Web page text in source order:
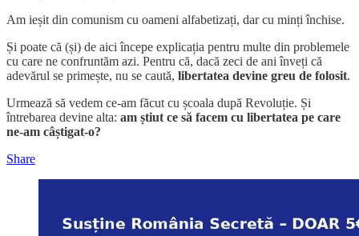
Am ieșit din comunism cu oameni alfabetizați, dar cu minți închise.
Și poate că (și) de aici începe explicația pentru multe din problemele
cu care ne confruntăm azi. Pentru că, dacă zeci de ani înveți că
adevărul se primește, nu se caută, libertatea devine greu de folosit.
Urmează să vedem ce-am făcut cu școala după Revoluție. Și
întrebarea devine alta: am știut ce să facem cu libertatea pe care
ne-am câștigat-o?
Share